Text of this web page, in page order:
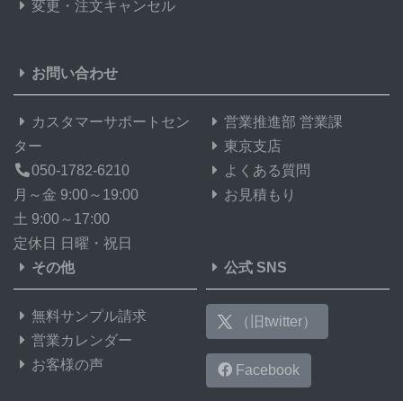
変更・注文キャンセル
お問い合わせ
カスタマーサポートセン
ター
050-1782-6210
月～金 9:00～19:00
土 9:00～17:00
定休日 日曜・祝日
営業推進部 営業課
東京支店
よくある質問
お見積もり
その他
無料サンプル請求
営業カレンダー
お客様の声
公式 SNS
（旧twitter）
Facebook